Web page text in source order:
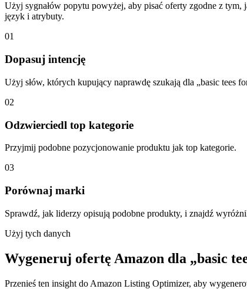
Użyj sygnałów popytu powyżej, aby pisać oferty zgodne z
język i atrybuty.
01
Dopasuj intencję
Użyj słów, których kupujący naprawdę szukają dla „basic tees
02
Odzwierciedl top kategorie
Przyjmij podobne pozycjonowanie produktu jak top kategorie.
03
Porównaj marki
Sprawdź, jak liderzy opisują podobne produkty, i znajdź
Użyj tych danych
Wygeneruj ofertę Amazon dla „basic
Przenieś ten insight do Amazon Listing Optimizer, aby